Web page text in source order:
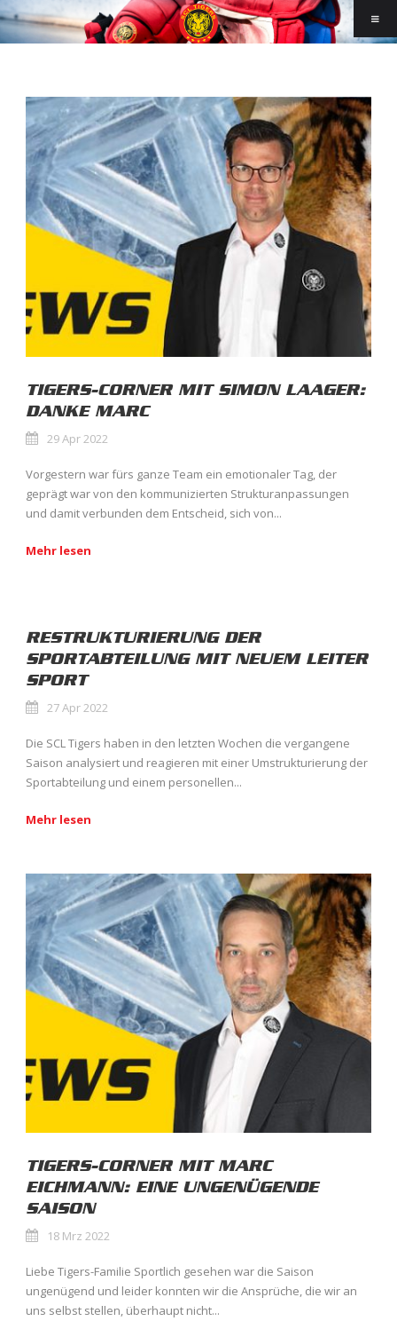
TIGERS-CORNER MIT SIMON LAAGER:
DANKE MARC
29 Apr 2022
Vorgestern war fürs ganze Team ein emotionaler Tag, der
geprägt war von den kommunizierten Strukturanpassungen
und damit verbunden dem Entscheid, sich von...
Mehr lesen
RESTRUKTURIERUNG DER
SPORTABTEILUNG MIT NEUEM LEITER
SPORT
27 Apr 2022
Die SCL Tigers haben in den letzten Wochen die vergangene
Saison analysiert und reagieren mit einer Umstrukturierung der
Sportabteilung und einem personellen...
Mehr lesen
TIGERS-CORNER MIT MARC
EICHMANN: EINE UNGENÜGENDE
SAISON
18 Mrz 2022
Liebe Tigers-Familie Sportlich gesehen war die Saison
ungenügend und leider konnten wir die Ansprüche, die wir an
uns selbst stellen, überhaupt nicht...